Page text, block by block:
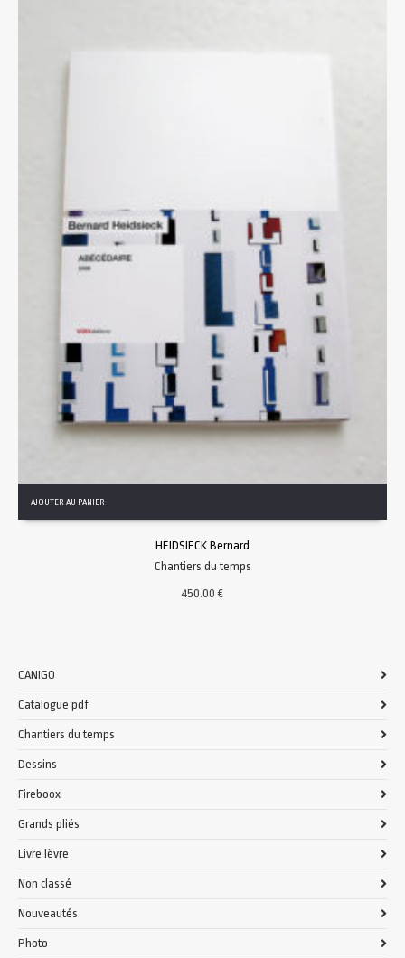
AJOUTER AU PANIER
HEIDSIECK Bernard
Chantiers du temps
450.00€
CANIGO
Catalogue pdf
Chantiers du temps
Dessins
Fireboox
Grands pliés
Livre lèvre
Non classé
Nouveautés
Photo